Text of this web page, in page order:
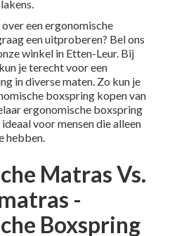
een ergonomische
een uitproberen? Bel ons
winkel in Etten-Leur. Bij
je terecht voor een
in diverse maten. Zo kun je
boxspring kopen van
ergonomische boxspring
voor mensen die alleen
hebben.
Matras Vs.
-
Boxspring